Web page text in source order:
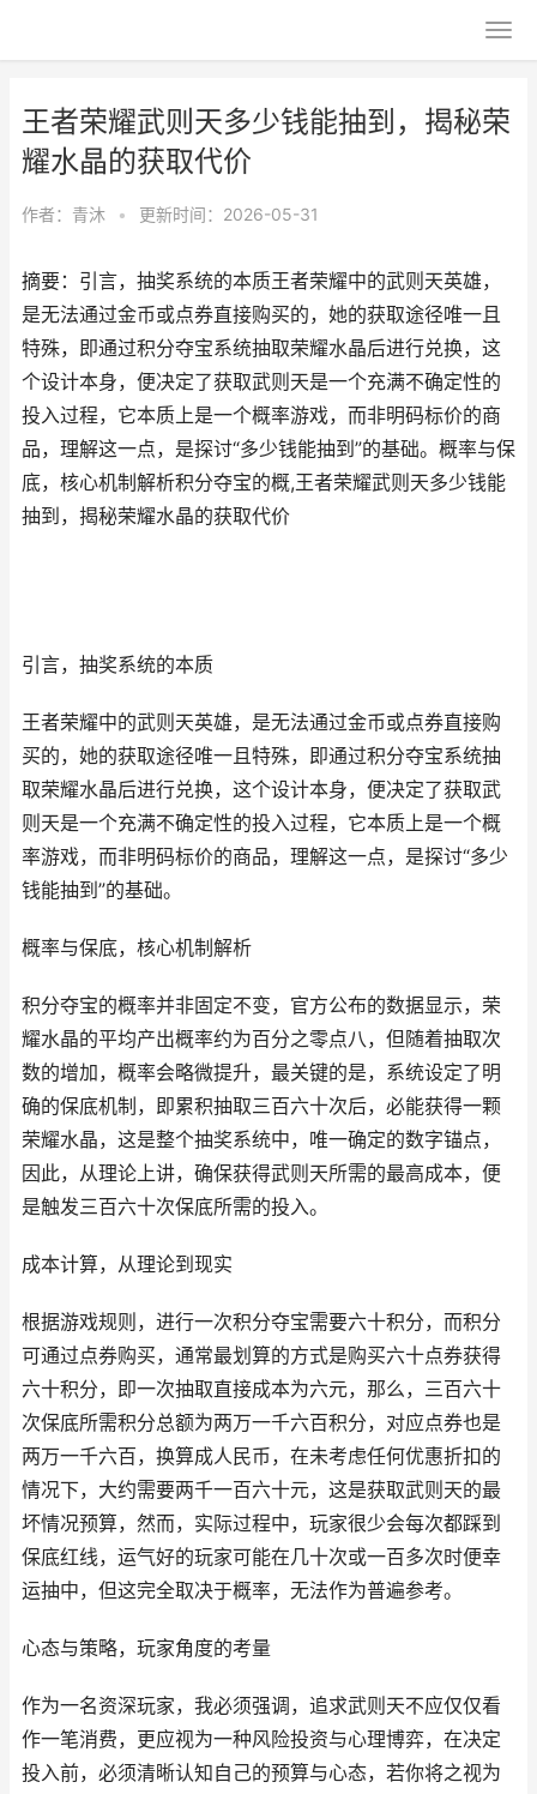
王者荣耀武则天多少钱能抽到，揭秘荣
耀水晶的获取代价
作者： 青沐 • 更新时间：2026-05-31
摘要：引言，抽奖系统的本质王者荣耀中的武则天英雄，
是无法通过金币或点券直接购买的，她的获取途径唯一且
特殊，即通过积分夺宝系统抽取荣耀水晶后进行兑换，这
个设计本身，便决定了获取武则天是一个充满不确定性的
投入过程，它本质上是一个概率游戏，而非明码标价的商
品，理解这一点，是探讨“多少钱能抽到”的基础。概率与保
底，核心机制解析积分夺宝的概,王者荣耀武则天多少钱能
抽到，揭秘荣耀水晶的获取代价
引言，抽奖系统的本质
王者荣耀中的武则天英雄，是无法通过金币或点券直接购
买的，她的获取途径唯一且特殊，即通过积分夺宝系统抽
取荣耀水晶后进行兑换，这个设计本身，便决定了获取武
则天是一个充满不确定性的投入过程，它本质上是一个概
率游戏，而非明码标价的商品，理解这一点，是探讨“多少
钱能抽到”的基础。
概率与保底，核心机制解析
积分夺宝的概率并非固定不变，官方公布的数据显示，荣
耀水晶的平均产出概率约为百分之零点八，但随着抽取次
数的增加，概率会略微提升，最关键的是，系统设定了明
确的保底机制，即累积抽取三百六十次后，必能获得一颗
荣耀水晶，这是整个抽奖系统中，唯一确定的数字锚点，
因此，从理论上讲，确保获得武则天所需的最高成本，便
是触发三百六十次保底所需的投入。
成本计算，从理论到现实
根据游戏规则，进行一次积分夺宝需要六十积分，而积分
可通过点券购买，通常最划算的方式是购买六十点券获得
六十积分，即一次抽取直接成本为六元，那么，三百六十
次保底所需积分总额为两万一千六百积分，对应点券也是
两万一千六百，换算成人民币，在未考虑任何优惠折扣的
情况下，大约需要两千一百六十元，这是获取武则天的最
坏情况预算，然而，实际过程中，玩家很少会每次都踩到
保底红线，运气好的玩家可能在几十次或一百多次时便幸
运抽中，但这完全取决于概率，无法作为普遍参考。
心态与策略，玩家角度的考量
作为一名资深玩家，我必须强调，追求武则天不应仅仅看
作一笔消费，更应视为一种风险投资与心理博弈，在决定
投入前，必须清晰认知自己的预算与心态，若你将之视为